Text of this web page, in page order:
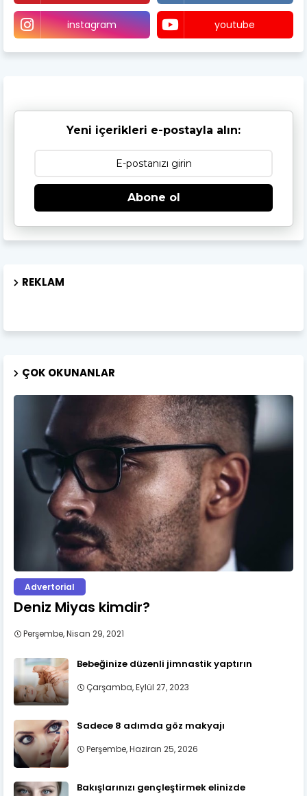
instagram youtube
Yeni içerikleri e-postayla alın:
Abone ol
REKLAM
ÇOK OKUNANLAR
Advertorial
Deniz Miyas kimdir?
Perşembe, Nisan 29, 2021
Bebeğinize düzenli jimnastik yaptırın
Çarşamba, Eylül 27, 2023
Sadece 8 adımda göz makyajı
Perşembe, Haziran 25, 2026
Bakışlarınızı gençleştirmek elinizde